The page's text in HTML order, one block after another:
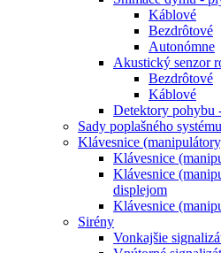
Káblové
Bezdrôtové
Autonómne
Akustický senzor
Bezdrôtové
Káblové
Detektory pohybu
Sady poplašného systému
Klávesnice
Klávesnice
Klávesnice
displejom
Klávesnice
Sirény
Vonkajšie